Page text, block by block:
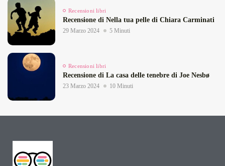
Recensioni libri
Recensione di Nella tua pelle di Chiara Carminati
29 Marzo 2024 5 Minuti
Recensioni libri
Recensione di La casa delle tenebre di Joe Nesbø
23 Marzo 2024 10 Minuti